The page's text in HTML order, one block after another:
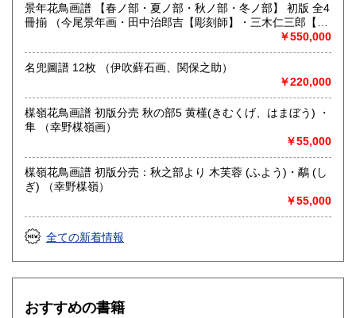
メール、お電話など、お気軽にお問い合わせください。
本棚全体やだいたいの量、主な本など、スマホ等での画像が
ございましたらメールで送って頂けますと非常にわかりやす
いです。
総記、歴史、社会科学、美術工芸、国語国文、古典籍、趣
味、古書一般（その他）
浮世絵、木版画、古典籍、一般書籍
景年花鳥画譜 【春ノ部・夏ノ部・秋ノ部・冬ノ部】 初版 全4
冊揃 （今尾景年画・田中治郎吉【彫刻師】・三木仁三郎【摺
￥550,000
名兜圖譜 12枚 （伊吹蘚石画、関保之助）
￥220,000
楳嶺花鳥画譜 初版分売 秋の部5 黄槿(きむくげ、はまぼう) ・
隼 （幸野楳嶺画）
￥55,000
楳嶺花鳥画譜 初版分売：秋之部より 木芙蓉 (ふよう)・鷸 (し
ぎ) （幸野楳嶺）
￥55,000
全ての新着情報
おすすめの書籍